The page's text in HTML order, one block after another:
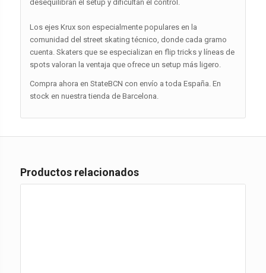
desequilibran el setup y dificultan el control.
Los ejes Krux son especialmente populares en la
comunidad del street skating técnico, donde cada gramo
cuenta. Skaters que se especializan en flip tricks y líneas de
spots valoran la ventaja que ofrece un setup más ligero.
Compra ahora en StateBCN con envío a toda España. En
stock en nuestra tienda de Barcelona.
Productos relacionados